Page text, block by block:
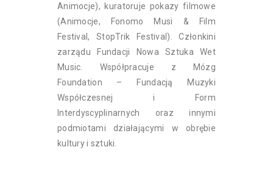
Animocje), kuratoruje pokazy filmowe
(Animocje, Fonomo Musi & Film
Festival, StopTrik Festival). Członkini
zarządu Fundacji Nowa Sztuka Wet
Music. Współpracuje z Mózg
Foundation – Fundacją Muzyki
Współczesnej i Form
Interdyscyplinarnych oraz innymi
podmiotami działającymi w obrębie
kultury i sztuki.